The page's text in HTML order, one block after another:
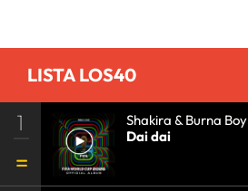
COMUNICACIÓN•COMUNICACIÓN•
LISTA LOS40
1
Shakira & Burna Boy
Dai dai